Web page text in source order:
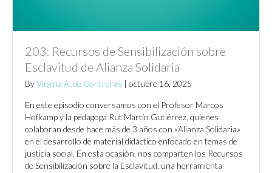
203: Recursos de Sensibilización sobre
Esclavitud de Alianza Solidaria
ByVirgina A. de Contreras | octubre 16, 2025
En este episodio conversamos con el Profesor Marcos
Hofkamp y la pedagoga Rut Martín Gutiérrez, quienes
colaboran desde hace más de 3 años con «Alianza Solidaria»
en el desarrollo de material didáctico enfocado en temas de
justicia social. En esta ocasión, nos comparten los Recursos
de Sensibilización sobre la Esclavitud, una herramienta